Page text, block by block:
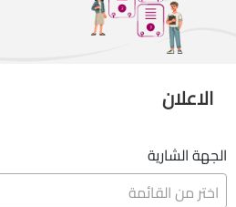
الاعلان
الجهة الشارية
اختر من القائمة